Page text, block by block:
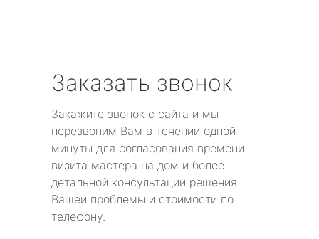
Заказать звонок
Закажите звонок с сайта и мы
перезвоним Вам в течении одной
минуты для согласования времени
визита мастера на дом и более
детальной консультации решения
Вашей проблемы и стоимости по
телефону.